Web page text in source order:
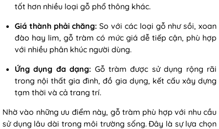
tốt hơn nhiều loại gỗ phổ thông khác.
Giá thành phải chăng: So với các loại gỗ như sồi, xoan
đào hay lim, gỗ tràm có mức giá dễ tiếp cận, phù hợp
với nhiều phân khúc người dùng.
Ứng dụng đa dạng: Gỗ tràm được sử dụng rộng rãi
trong nội thất gia đình, đồ gia dụng, kết cấu xây dựng
tạm thời và cả trang trí.
Nhờ vào những ưu điểm này, gỗ tràm phù hợp với nhu cầu
sử dụng lâu dài trong môi trường sống. Đây là sự lựa chọn